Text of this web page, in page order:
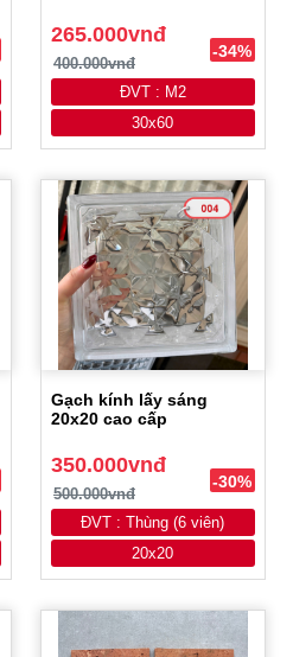
265.000vnđ
400.000vnđ
-34%
ĐVT : M2
30x60
Gạch kính lấy sáng
20x20 cao cấp
350.000vnđ
500.000vnđ
-30%
ĐVT : Thùng (6 viên)
20x20